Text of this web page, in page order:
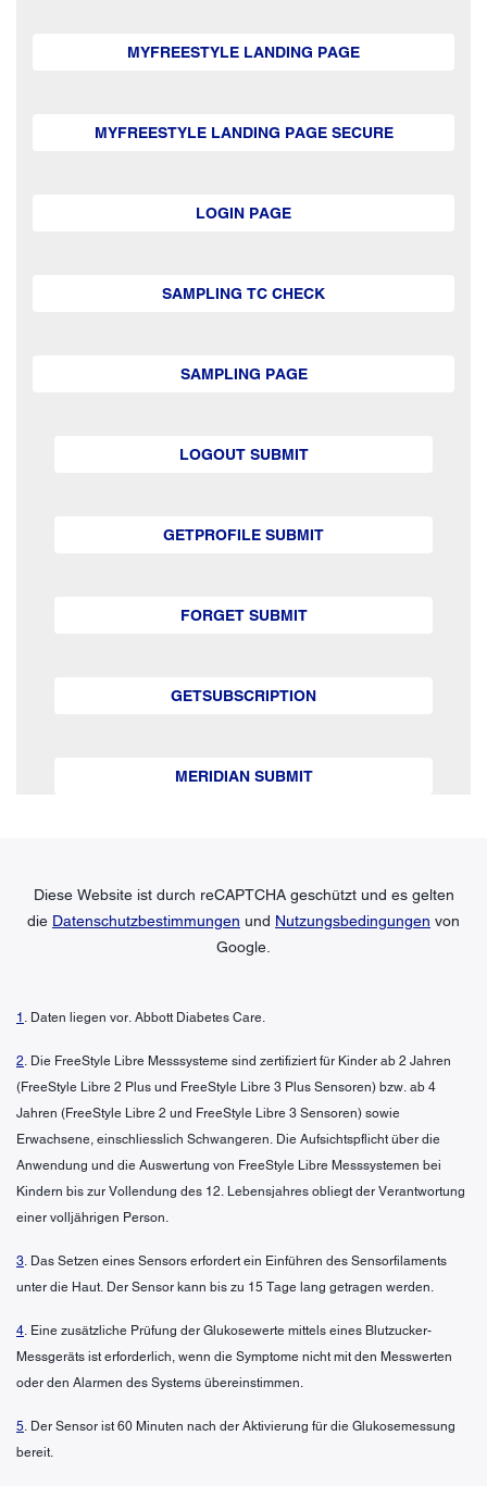
MYFREESTYLE LANDING PAGE
MYFREESTYLE LANDING PAGE SECURE
LOGIN PAGE
SAMPLING TC CHECK
SAMPLING PAGE
LOGOUT SUBMIT
GETPROFILE SUBMIT
FORGET SUBMIT
GETSUBSCRIPTION
MERIDIAN SUBMIT
Diese Website ist durch reCAPTCHA geschützt und es gelten
die Datenschutzbestimmungen und Nutzungsbedingungen von
Google.
1 . Daten liegen vor. Abbott Diabetes Care.
2. Die FreeStyle Libre Messsysteme sind zertifiziert für Kinder ab 2 Jahren
(FreeStyle Libre 2 Plus und FreeStyle Libre 3 Plus Sensoren) bzw. ab 4
Jahren (FreeStyle Libre 2 und FreeStyle Libre 3 Sensoren) sowie
Erwachsene, einschliesslich Schwangeren. Die Aufsichtspflicht über die
Anwendung und die Auswertung von FreeStyle Libre Messsystemen bei
Kindern bis zur Vollendung des 12. Lebensjahres obliegt der Verantwortung
einer volljährigen Person.
3. Das Setzen eines Sensors erfordert ein Einführen des Sensorfilaments
unter die Haut. Der Sensor kann bis zu 15 Tage lang getragen werden.
4. Eine zusätzliche Prüfung der Glukosewerte mittels eines Blutzucker-
Messgeräts ist erforderlich, wenn die Symptome nicht mit den Messwerten
oder den Alarmen des Systems übereinstimmen.
5. Der Sensor ist 60 Minuten nach der Aktivierung für die Glukosemessung
bereit.